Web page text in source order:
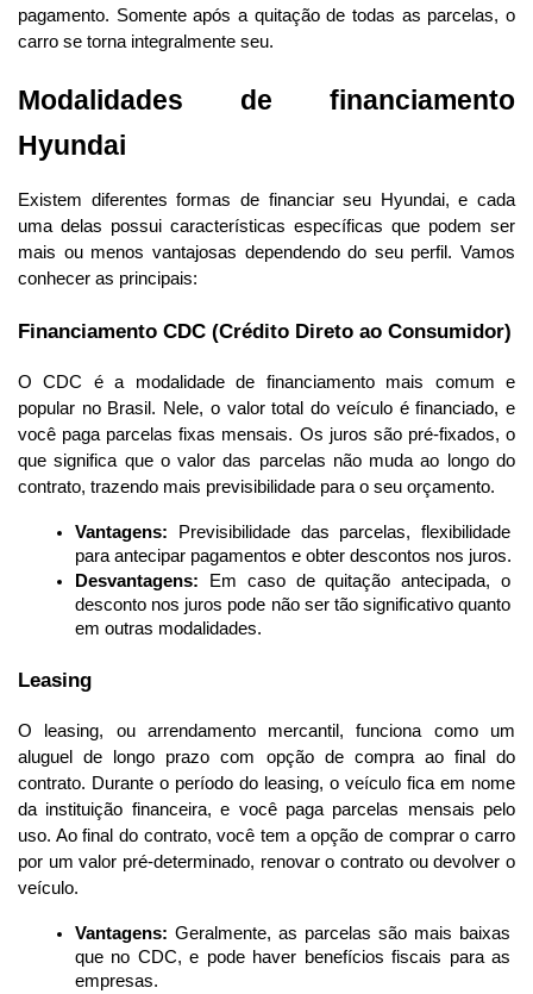
pagamento. Somente após a quitação de todas as parcelas, o
carro se torna integralmente seu.
Modalidades de financiamento
Hyundai
Existem diferentes formas de financiar seu Hyundai, e cada
uma delas possui características específicas que podem ser
mais ou menos vantajosas dependendo do seu perfil. Vamos
conhecer as principais:
Financiamento CDC (Crédito Direto ao Consumidor)
O CDC é a modalidade de financiamento mais comum e
popular no Brasil. Nele, o valor total do veículo é financiado, e
você paga parcelas fixas mensais. Os juros são pré-fixados, o
que significa que o valor das parcelas não muda ao longo do
contrato, trazendo mais previsibilidade para o seu orçamento.
Vantagens: Previsibilidade das parcelas, flexibilidade
para antecipar pagamentos e obter descontos nos juros.
Desvantagens: Em caso de quitação antecipada, o
desconto nos juros pode não ser tão significativo quanto
em outras modalidades.
Leasing
O leasing, ou arrendamento mercantil, funciona como um
aluguel de longo prazo com opção de compra ao final do
contrato. Durante o período do leasing, o veículo fica em nome
da instituição financeira, e você paga parcelas mensais pelo
uso. Ao final do contrato, você tem a opção de comprar o carro
por um valor pré-determinado, renovar o contrato ou devolver o
veículo.
Vantagens: Geralmente, as parcelas são mais baixas
que no CDC, e pode haver benefícios fiscais para as
empresas.